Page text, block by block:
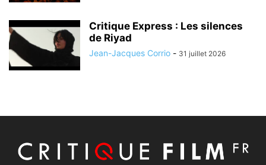
Critique Express : Les silences
de Riyad
Jean-Jacques Corrio - 31 juillet 2026